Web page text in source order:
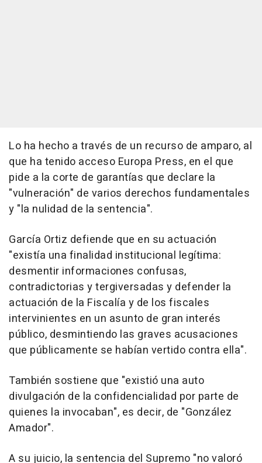
Lo ha hecho a través de un recurso de amparo, al
que ha tenido acceso Europa Press, en el que
pide a la corte de garantías que declare la
"vulneración" de varios derechos fundamentales
y "la nulidad de la sentencia".
García Ortiz defiende que en su actuación
"existía una finalidad institucional legítima:
desmentir informaciones confusas,
contradictorias y tergiversadas y defender la
actuación de la Fiscalía y de los fiscales
intervinientes en un asunto de gran interés
público, desmintiendo las graves acusaciones
que públicamente se habían vertido contra ella".
También sostiene que "existió una auto
divulgación de la confidencialidad por parte de
quienes la invocaban", es decir, de "González
Amador".
A su juicio, la sentencia del Supremo "no valoró